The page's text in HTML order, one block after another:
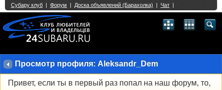
Просмотр профиля: Aleksandr_Dem
Привет, если ты в первый раз попал на наш форум, то,
Single Sign On provided byvBSSO
2 3 4 5 6 7 8 9 10 11 12 13 21 22 23 24 25 26
27 28 29 30 31 32 33 40 41 42 43